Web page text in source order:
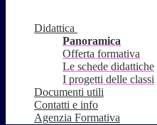
Didattica
Panoramica
Offerta formativa
Le schede didattiche
I progetti delle classi
Documenti utili
Contatti e info
Agenzia Formativa